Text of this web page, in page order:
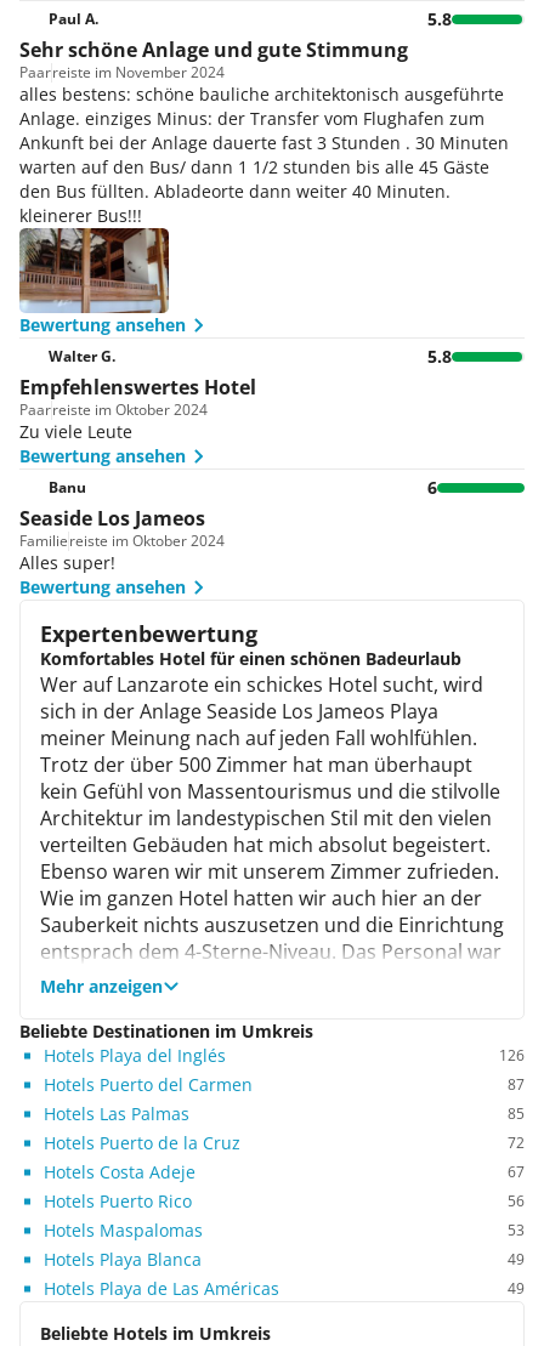
Paul A. 5.8
Sehr schöne Anlage und gute Stimmung
Paarreiste im November 2024
alles bestens: schöne bauliche architektonisch ausgeführte
Anlage. einziges Minus: der Transfer vom Flughafen zum
Ankunft bei der Anlage dauerte fast 3 Stunden . 30 Minuten
warten auf den Bus/ dann 1 1/2 stunden bis alle 45 Gäste
den Bus füllten. Abladeorte dann weiter 40 Minuten.
kleinerer Bus!!!
Bewertung ansehen
Walter G. 5.8
Empfehlenswertes Hotel
Paarreiste im Oktober 2024
Zu viele Leute
Bewertung ansehen
Banu 6
️Seaside Los Jameos
Familiereiste im Oktober 2024
Alles super!
Bewertung ansehen
Expertenbewertung
Komfortables Hotel für einen schönen Badeurlaub
Wer auf Lanzarote ein schickes Hotel sucht, wird
sich in der Anlage Seaside Los Jameos Playa
meiner Meinung nach auf jeden Fall wohlfühlen.
Trotz der über 500 Zimmer hat man überhaupt
kein Gefühl von Massentourismus und die stilvolle
Architektur im landestypischen Stil mit den vielen
verteilten Gebäuden hat mich absolut begeistert.
Ebenso waren wir mit unserem Zimmer zufrieden.
Wie im ganzen Hotel hatten wir auch hier an der
Sauberkeit nichts auszusetzen und die Einrichtung
entsprach dem 4-Sterne-Niveau. Das Personal war
stets nett und hilfsbereit und auch vom Essen
kann ich nur Positives berichten. Die Auswahl war
groß und die Qualität hervorragend. Als weiteren
Vorzug bewerte ich die Lage. Um zum schönen
Strand von Playa de los Pocillos zu gelangen,
mussten wir lediglich die Uferstraße überqueren.
Außerdem gibt es hier verschiedene
Einkaufsmöglichkeiten. Wer mehr Unterhaltung
sucht, findet diese im Zentrum von Puerto del
Carmen. Für abendliches Amüsement man kann
günstig ein Taxi für die 3,5 km lange Strecke
nehmen. Für unsere Bedürfnisse waren die
Hotelangebote aber ausreichend. Tagsüber kann
man an diversen Aktivitäten teilnehmen und
Mehr anzeigen
Beliebte Destinationen im Umkreis
Hotels Playa del Inglés
126
Hotels Puerto del Carmen 87
Hotels Las Palmas 85
Hotels Puerto de la Cruz 72
Hotels Costa Adeje 67
Hotels Puerto Rico 56
Hotels Maspalomas 53
Hotels Playa Blanca 49
Hotels Playa de Las Américas 49
Beliebte Hotels im Umkreis